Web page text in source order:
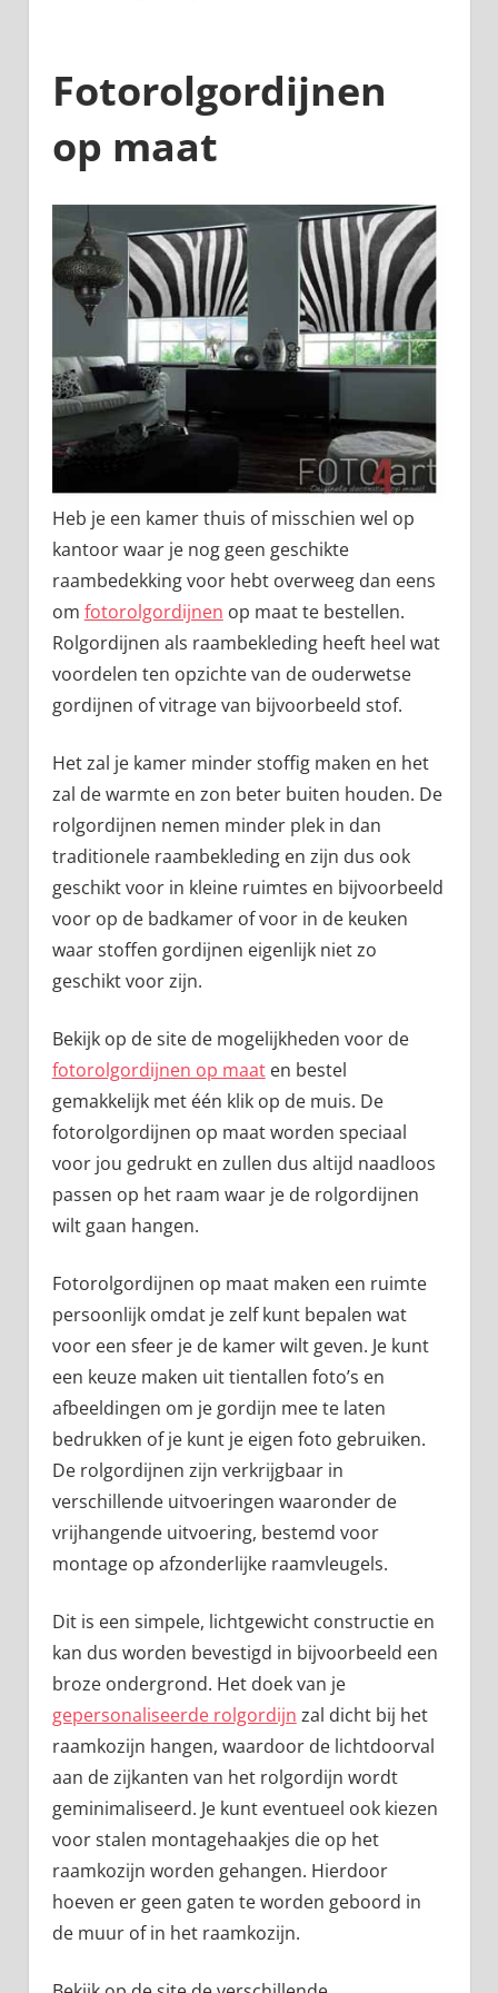
Fotorolgordijnen
op maat
Heb je een kamer thuis of misschien wel op
kantoor waar je nog geen geschikte
raambedekking voor hebt overweeg dan eens
om fotorolgordijnen op maat te bestellen.
Rolgordijnen als raambekleding heeft heel wat
voordelen ten opzichte van de ouderwetse
gordijnen of vitrage van bijvoorbeeld stof.
Het zal je kamer minder stoffig maken en het
zal de warmte en zon beter buiten houden. De
rolgordijnen nemen minder plek in dan
traditionele raambekleding en zijn dus ook
geschikt voor in kleine ruimtes en bijvoorbeeld
voor op de badkamer of voor in de keuken
waar stoffen gordijnen eigenlijk niet zo
geschikt voor zijn.
Bekijk op de site de mogelijkheden voor de
fotorolgordijnen op maaten bestel
gemakkelijk met één klik op de muis. De
fotorolgordijnen op maat worden speciaal
voor jou gedrukt en zullen dus altijd naadloos
passen op het raam waar je de rolgordijnen
wilt gaan hangen.
Fotorolgordijnen op maat maken een ruimte
persoonlijk omdat je zelf kunt bepalen wat
voor een sfeer je de kamer wilt geven. Je kunt
een keuze maken uit tientallen foto’s en
afbeeldingen om je gordijn mee te laten
bedrukken of je kunt je eigen foto gebruiken.
De rolgordijnen zijn verkrijgbaar in
verschillende uitvoeringen waaronder de
vrijhangende uitvoering, bestemd voor
montage op afzonderlijke raamvleugels.
Dit is een simpele, lichtgewicht constructie en
kan dus worden bevestigd in bijvoorbeeld een
broze ondergrond. Het doek van je
gepersonaliseerde rolgordijn zal dicht bij het
raamkozijn hangen, waardoor de lichtdoorval
aan de zijkanten van het rolgordijn wordt
geminimaliseerd. Je kunt eventueel ook kiezen
voor stalen montagehaakjes die op het
raamkozijn worden gehangen. Hierdoor
hoeven er geen gaten te worden geboord in
de muur of in het raamkozijn.